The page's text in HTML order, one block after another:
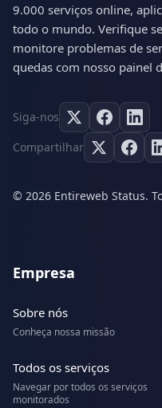
9.000 serviços online,
todo o mundo. Verifique
monitore problemas de
quedas com nosso painel
Siga-nos
Compartilhar
© 2026 Entireweb Status.
Empresa
Sobre nós
Conheça nossa missão
Todos os serviços
Navegar por todos os serviços
monitorados